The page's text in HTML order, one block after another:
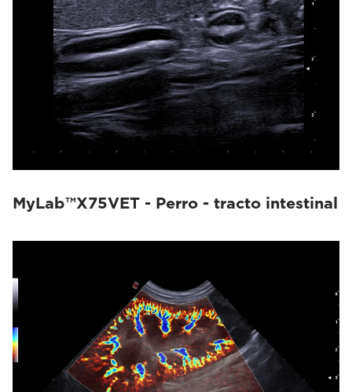
MyLab™X75VET - Perro - tracto intestinal